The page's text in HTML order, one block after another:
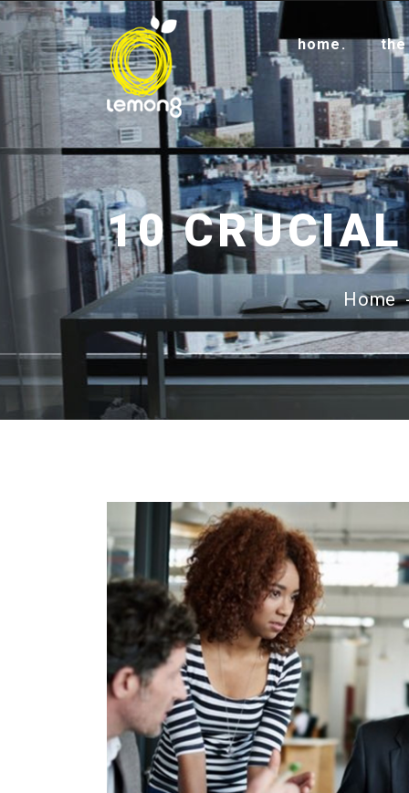
home. the
Home